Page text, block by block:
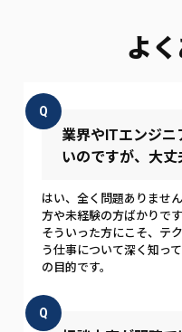
よ
Q
業界やITエンジ
いのですが、大丈
はい、全く問題ありませ
方や未経験の方ばかりです
そういった方にこそ、テ
う仕事について深く知っ
の目的です。
Q